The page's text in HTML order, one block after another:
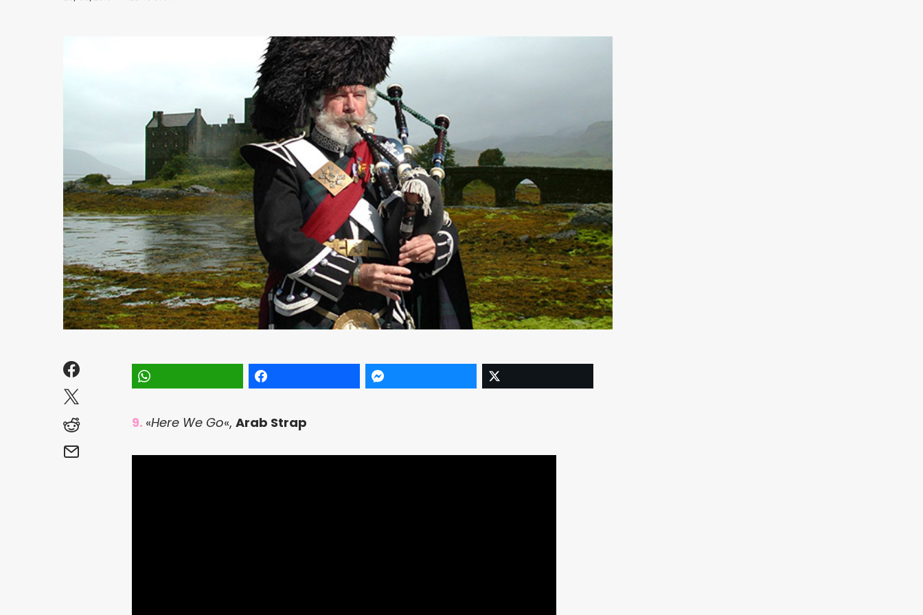
9. «Here We Go«, Arab Strap